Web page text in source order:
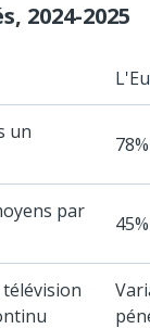
2024-2025
un
par